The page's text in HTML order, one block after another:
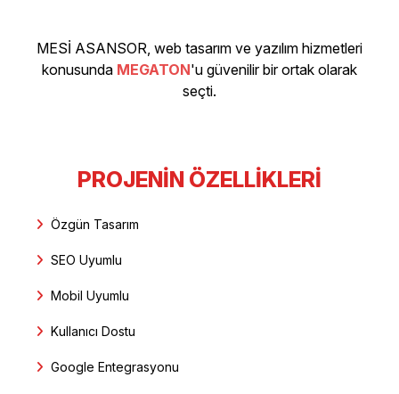
MESİ ASANSOR, web tasarım ve yazılım hizmetleri
konusunda MEGATON'u güvenilir bir ortak olarak
seçti.
PROJENIN ÖZELLIKLERI
Özgün Tasarım
SEO Uyumlu
Mobil Uyumlu
Kullanıcı Dostu
Google Entegrasyonu